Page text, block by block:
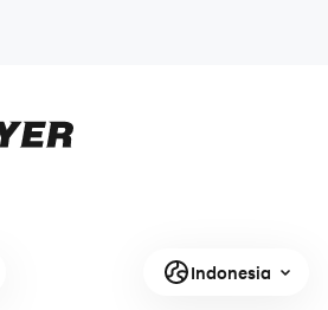
Indonesia